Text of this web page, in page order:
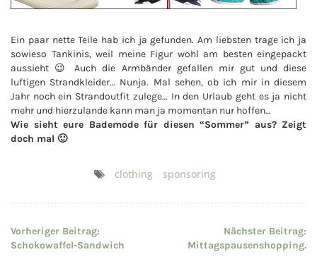
Ein paar nette Teile hab ich ja gefunden. Am liebsten trage ich ja
sowieso Tankinis, weil meine Figur wohl am besten eingepackt
aussieht 😉 Auch die Armbänder gefallen mir gut und diese
luftigen Strandkleider… Nunja. Mal sehen, ob ich mir in diesem
Jahr noch ein Strandoutfit zulege… In den Urlaub geht es ja nicht
mehr und hierzulande kann man ja momentan nur hoffen…
Wie sieht eure Bademode für diesen “Sommer” aus? Zeigt
doch mal 🙂
clothing sponsoring
Beitragsnavigation
Vorheriger Beitrag:
Schokowaffel-Sandwich
Nächster Beitrag:
Mittagspausenshopping.